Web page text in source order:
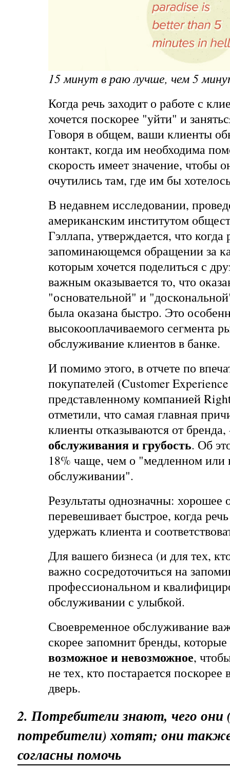
15 минут в раю лучше, чем 5
Когда речь заходит о работе с
хочется поскорее "уйти" и
Говоря в общем, ваши клиенты
контакт, когда им необходима
скорость имеет значение, чтобы
очутились там, где им бы
В недавнем исследовании,
американским институтом
Гэллапа, утверждается, что когда
запоминающемся обращении за
которым хочется поделиться с
важным оказывается то, что
"основательной" и
была оказана быстро. Это
высокооплачиваемого сегмента
обслуживание клиентов в банке.
И помимо этого, в отчете по
покупателей (Customer
представленному компанией
отметили, что самая главная
клиенты отказываются от
обслуживания и грубость. Об
18% чаще, чем о "медленном или
обслуживании".
Результаты однозначны: хорошее
перевешивает быстрое, когда
удержать клиента и
Для вашего бизнеса (и для тех,
важно сосредоточиться на
профессиональном и
обслуживании с улыбкой.
Своевременное обслуживание
скорее запомнит бренды, которые
возможное и невозможное,
не тех, кто постарается поскорее
дверь.
2. Потребители знают, чего они
потребители) хотят; они
согласны помочь